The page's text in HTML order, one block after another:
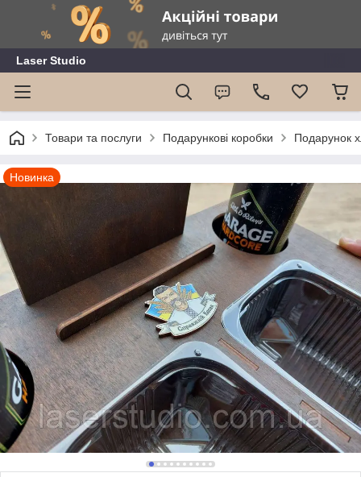
Laser Studio
Товари та послуги Подарункові коробки Подарунок
Новинка